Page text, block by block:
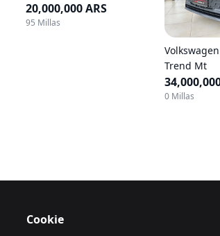
20,000,000 ARS
95 Millas
Trend Mt
0 Millas
Cookie